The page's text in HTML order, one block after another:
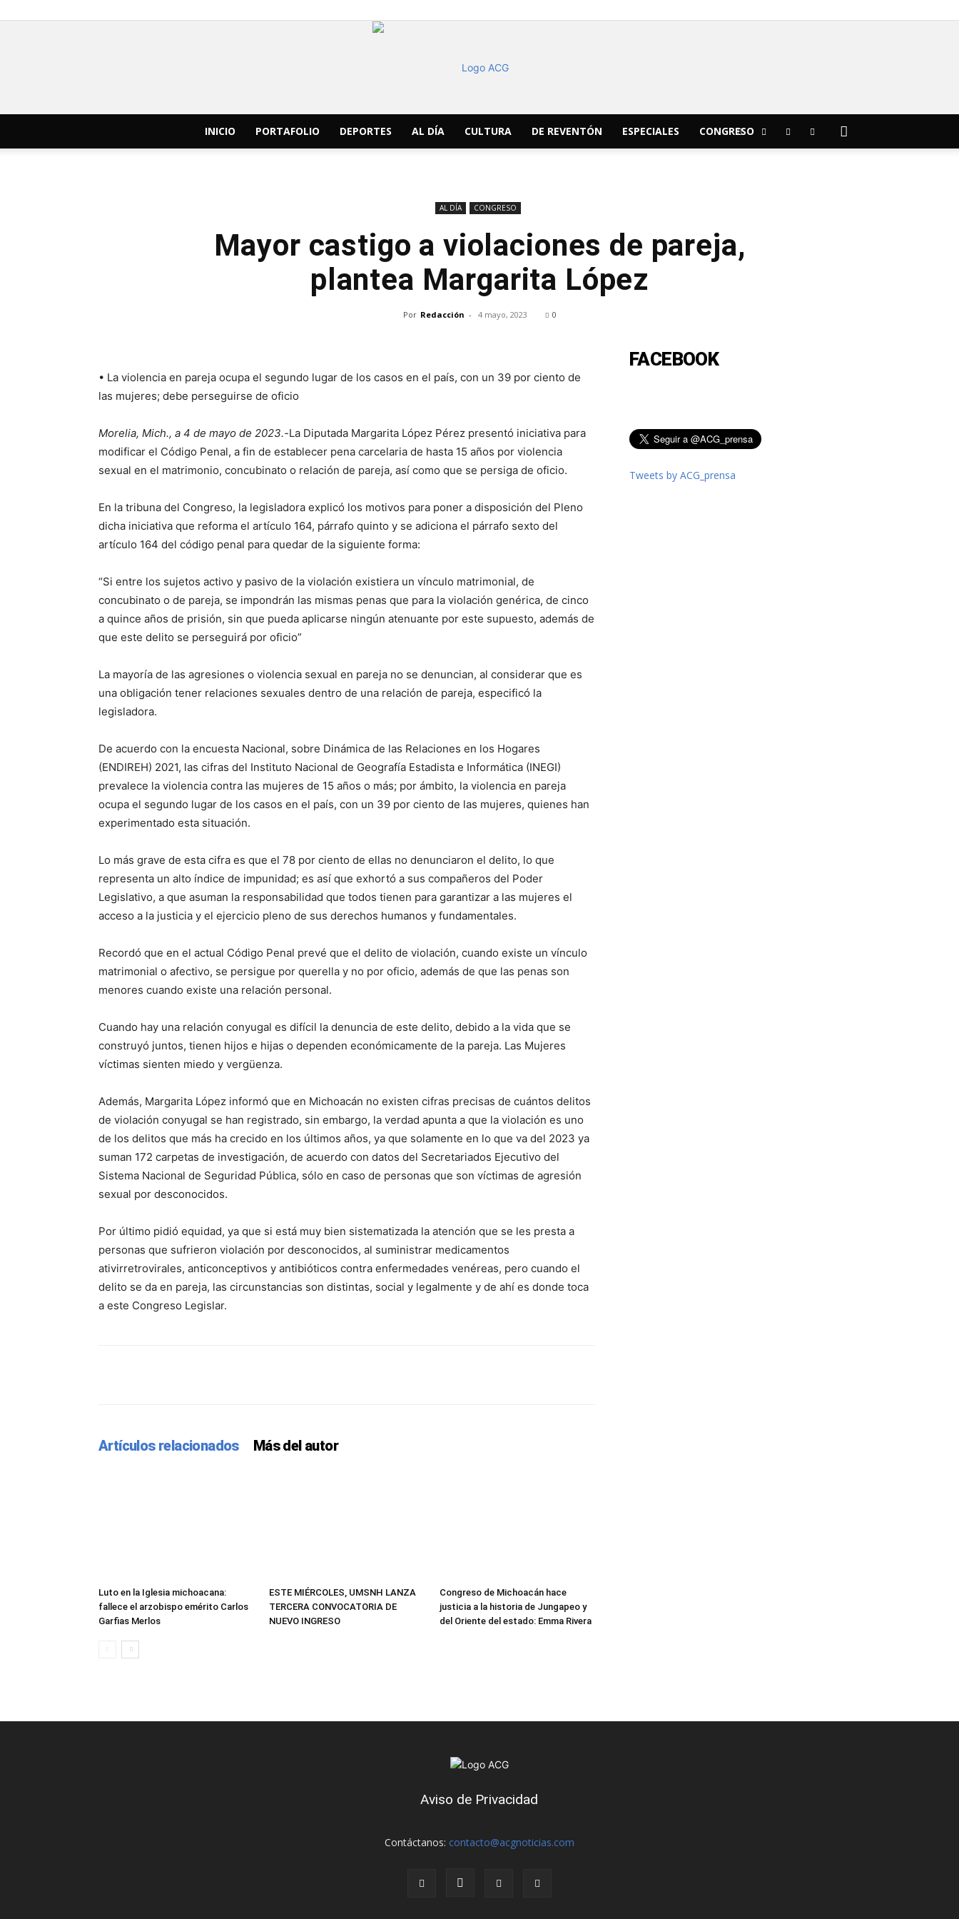
Noticias
INICIO PORTAFOLIO DEPORTES AL DÍA CULTURA DE REVENTÓN ESPECIALES CONGRESO
AL DÍA CONGRESO
Mayor castigo a violaciones de pareja,
plantea Margarita López
Por Redacción - 4 mayo, 2023 0
• La violencia en pareja ocupa el segundo lugar de los casos en el país, con un 39 por ciento de
las mujeres; debe perseguirse de oficio
Morelia, Mich., a 4 de mayo de 2023.-La Diputada Margarita López Pérez presentó iniciativa para
modificar el Código Penal, a fin de establecer pena carcelaria de hasta 15 años por violencia
sexual en el matrimonio, concubinato o relación de pareja, así como que se persiga de oficio.
En la tribuna del Congreso, la legisladora explicó los motivos para poner a disposición del Pleno
dicha iniciativa que reforma el artículo 164, párrafo quinto y se adiciona el párrafo sexto del
artículo 164 del código penal para quedar de la siguiente forma:
“Si entre los sujetos activo y pasivo de la violación existiera un vínculo matrimonial, de
concubinato o de pareja, se impondrán las mismas penas que para la violación genérica, de cinco
a quince años de prisión, sin que pueda aplicarse ningún atenuante por este supuesto, además de
que este delito se perseguirá por oficio”
La mayoría de las agresiones o violencia sexual en pareja no se denuncian, al considerar que es
una obligación tener relaciones sexuales dentro de una relación de pareja, especificó la
legisladora.
De acuerdo con la encuesta Nacional, sobre Dinámica de las Relaciones en los Hogares
(ENDIREH) 2021, las cifras del Instituto Nacional de Geografía Estadista e Informática (INEGI)
prevalece la violencia contra las mujeres de 15 años o más; por ámbito, la violencia en pareja
ocupa el segundo lugar de los casos en el país, con un 39 por ciento de las mujeres, quienes han
experimentado esta situación.
Lo más grave de esta cifra es que el 78 por ciento de ellas no denunciaron el delito, lo que
representa un alto índice de impunidad; es así que exhortó a sus compañeros del Poder
Legislativo, a que asuman la responsabilidad que todos tienen para garantizar a las mujeres el
acceso a la justicia y el ejercicio pleno de sus derechos humanos y fundamentales.
Recordó que en el actual Código Penal prevé que el delito de violación, cuando existe un vínculo
matrimonial o afectivo, se persigue por querella y no por oficio, además de que las penas son
menores cuando existe una relación personal.
Cuando hay una relación conyugal es difícil la denuncia de este delito, debido a la vida que se
construyó juntos, tienen hijos e hijas o dependen económicamente de la pareja. Las Mujeres
víctimas sienten miedo y vergüenza.
Además, Margarita López informó que en Michoacán no existen cifras precisas de cuántos delitos
de violación conyugal se han registrado, sin embargo, la verdad apunta a que la violación es uno
de los delitos que más ha crecido en los últimos años, ya que solamente en lo que va del 2023 ya
suman 172 carpetas de investigación, de acuerdo con datos del Secretariados Ejecutivo del
Sistema Nacional de Seguridad Pública, sólo en caso de personas que son víctimas de agresión
sexual por desconocidos.
Por último pidió equidad, ya que si está muy bien sistematizada la atención que se les presta a
personas que sufrieron violación por desconocidos, al suministrar medicamentos
ativirretrovirales, anticonceptivos y antibióticos contra enfermedades venéreas, pero cuando el
delito se da en pareja, las circunstancias son distintas, social y legalmente y de ahí es donde toca
a este Congreso Legislar.
Artículos relacionados Más del autor
Luto en la Iglesia michoacana:
fallece el arzobispo emérito Carlos
Garfias Merlos
ESTE MIÉRCOLES, UMSNH LANZA
TERCERA CONVOCATORIA DE
NUEVO INGRESO
Congreso de Michoacán hace
justicia a la historia de Jungapeo y
del Oriente del estado: Emma Rivera
FACEBOOK
Tweets by ACG_prensa
Aviso de Privacidad
Contáctanos: contacto@acgnoticias.com